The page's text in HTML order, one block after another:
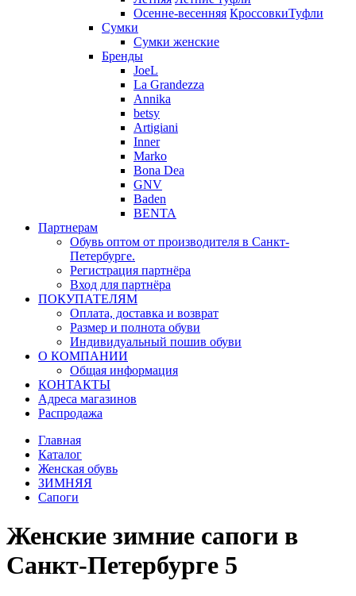
Осенне-весенняя КроссовкиТуфли
Сумки
Сумки женские
Бренды
JoeL
La Grandezza
Annika
betsy
Artigiani
Inner
Marko
Bona Dea
GNV
Baden
BENTA
Партнерам
Обувь оптом от производителя в Санкт-
Петербурге.
Регистрация партнёра
Вход для партнёра
ПОКУПАТЕЛЯМ
Оплата, доставка и возврат
Размер и полнота обуви
Индивидуальный пошив обуви
О КОМПАНИИ
Общая информация
КОНТАКТЫ
Адреса магазинов
Распродажа
Главная
Каталог
Женская обувь
ЗИМНЯЯ
Сапоги
Женские зимние сапоги в
Санкт-Петербурге 5